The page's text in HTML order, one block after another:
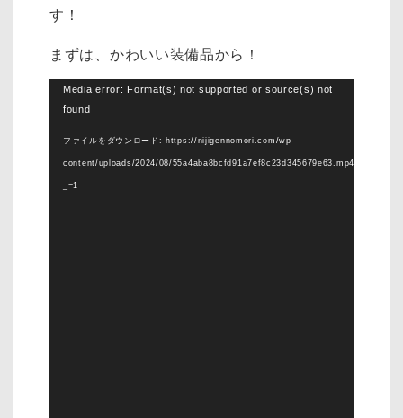
す！
まずは、かわいい装備品から！
Media error: Format(s) not supported or source(s) not
found
ファイルをダウンロード: https://nijigennomori.com/wp-
content/uploads/2024/08/55a4aba8bcfd91a7ef8c23d345679e63.mp4?
_=1